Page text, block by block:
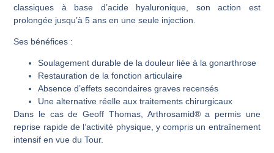
classiques à base d’acide hyaluronique, son action est
prolongée jusqu’à5 ans en une seule injection.
Ses bénéfices :
Soulagement durable de la douleur liée à la gonarthrose
Restauration de la fonction articulaire
Absence d’effets secondaires graves recensés
Une alternative réelle aux traitements chirurgicaux
Dans le cas de Geoff Thomas, Arthrosamid® a permis une
reprise rapide de l’activité physique, y compris un entraînement
intensif en vue du Tour.